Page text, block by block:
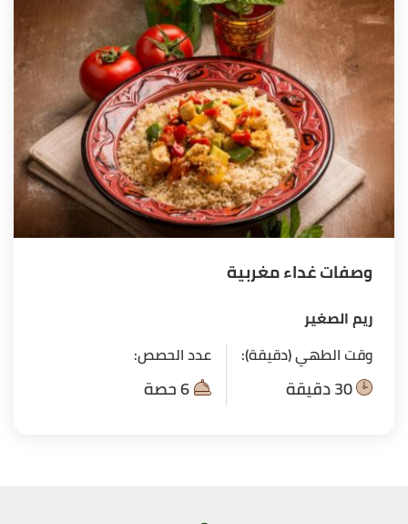
وصفات غداء مغربية
ريم الصغير
وقت الطهي (دقيقة):
عدد الحصص: